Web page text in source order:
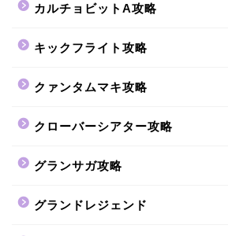
カルチョビットA攻略
キックフライト攻略
クァンタムマキ攻略
クローバーシアター攻略
グランサガ攻略
グランドレジェンド